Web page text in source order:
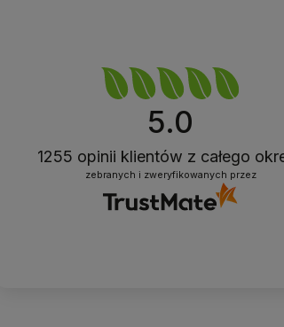
5.0
1255 opinii klientów z całego
zebranych i zweryfikowanych przez